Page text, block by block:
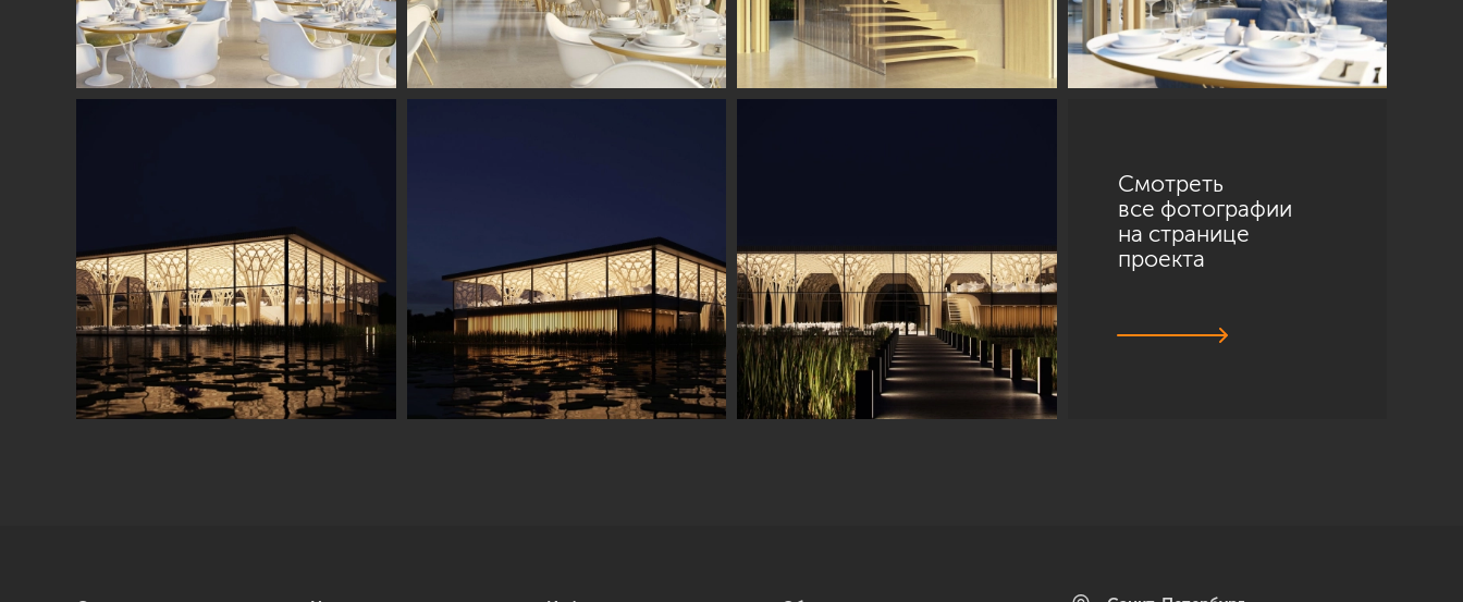
Смотреть
все фотографии
на странице
проекта